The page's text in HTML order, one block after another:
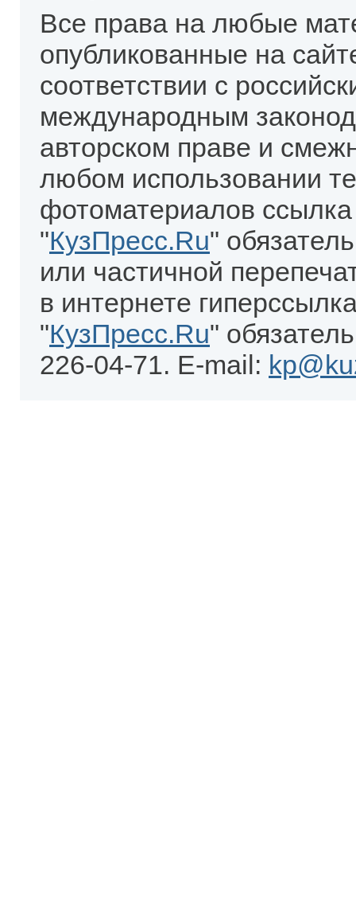
Все права на любые
опубликованные на
соответствии с
международным
авторском праве и
любом использовании
фотоматериалов
"КузПресс.Ru"
или частичной
в интернете
"КузПресс.Ru"
226-04-71. E-mail: